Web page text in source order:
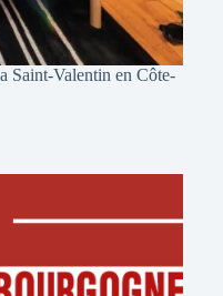
Saint-Valentin en Côte-